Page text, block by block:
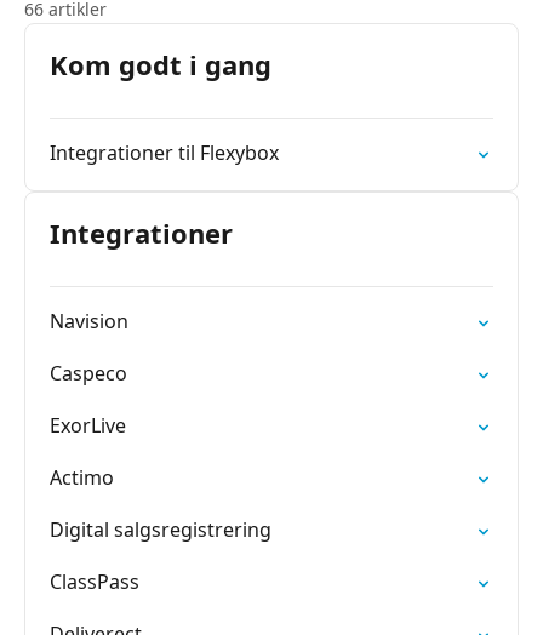
66 artikler
Kom godt i gang
Integrationer til Flexybox
Integrationer
Navision
Caspeco
ExorLive
Actimo
Digital salgsregistrering
ClassPass